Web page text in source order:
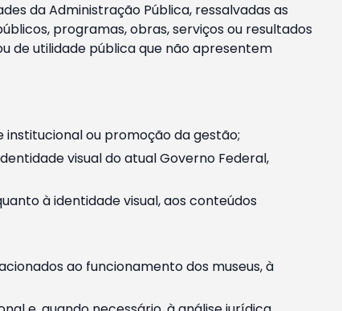
da Administração Pública, ressalvadas as
programas, obras, serviços ou resultados
de utilidade pública que não apresentem
ou promoção da gestão;
visual do atual Governo Federal,
à identidade visual, aos conteúdos
ao funcionamento dos museus, à